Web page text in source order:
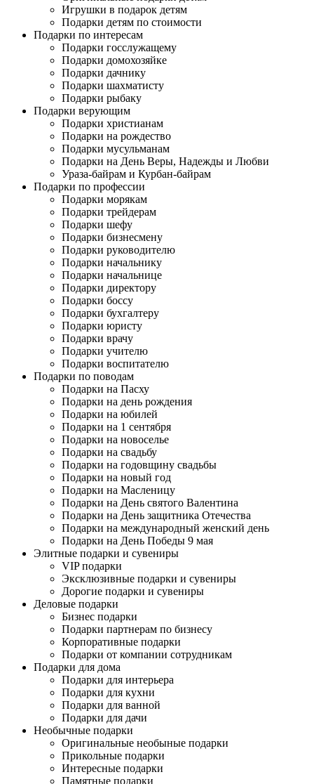
Игрушки в подарок детям
Подарки детям по стоимости
Подарки по интересам
Подарки госслужащему
Подарки домохозяйке
Подарки дачнику
Подарки шахматисту
Подарки рыбаку
Подарки верующим
Подарки христианам
Подарки на рождество
Подарки мусульманам
Подарки на День Веры, Надежды и Любви
Ураза-байрам и Курбан-байрам
Подарки по профессии
Подарки морякам
Подарки трейдерам
Подарки шефу
Подарки бизнесмену
Подарки руководителю
Подарки начальнику
Подарки начальнице
Подарки директору
Подарки боссу
Подарки бухгалтеру
Подарки юристу
Подарки врачу
Подарки учителю
Подарки воспитателю
Подарки по поводам
Подарки на Пасху
Подарки на день рождения
Подарки на юбилей
Подарки на 1 сентября
Подарки на новоселье
Подарки на свадьбу
Подарки на годовщину свадьбы
Подарки на новый год
Подарки на Масленицу
Подарки на День святого Валентина
Подарки на День защитника Отечества
Подарки на международный женский день
Подарки на День Победы 9 мая
Элитные подарки и сувениры
VIP подарки
Эксклюзивные подарки и сувениры
Дорогие подарки и сувениры
Деловые подарки
Бизнес подарки
Подарки партнерам по бизнесу
Корпоративные подарки
Подарки от компании сотрудникам
Подарки для дома
Подарки для интерьера
Подарки для кухни
Подарки для ванной
Подарки для дачи
Необычные подарки
Оригинальные необыные подарки
Прикольные подарки
Интересные подарки
Памятные подарки